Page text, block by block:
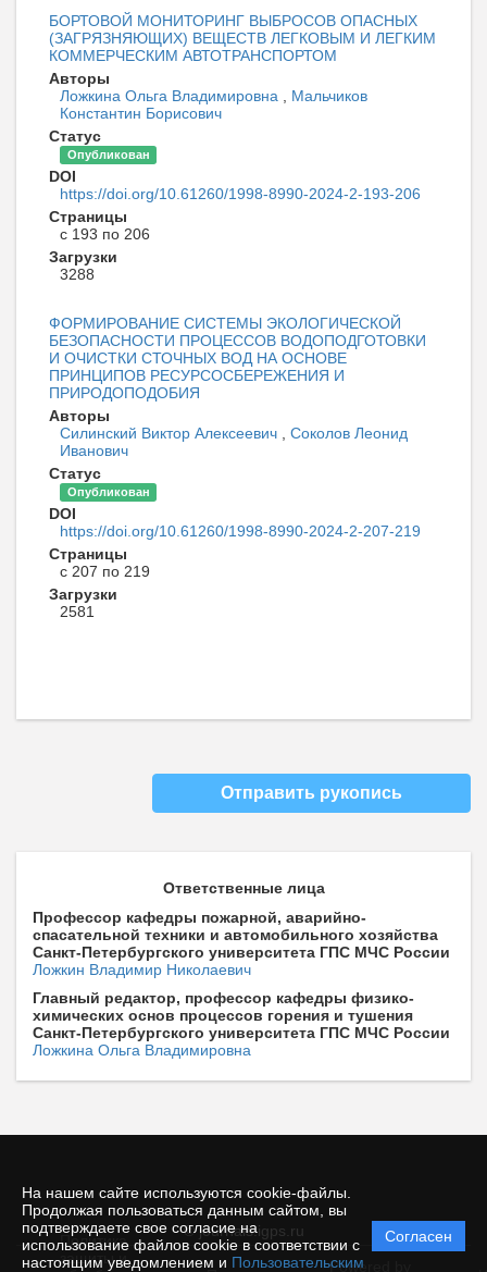
На нашем сайте используются cookie-файлы.
Продолжая пользоваться данным сайтом, вы
подтверждаете свое согласие на
использование файлов cookie в соответствии с
настоящим уведомлением и Пользовательским
Согласен
БОРТОВОЙ МОНИТОРИНГ ВЫБРОСОВ ОПАСНЫХ
(ЗАГРЯЗНЯЮЩИХ) ВЕЩЕСТВ ЛЕГКОВЫМ И ЛЕГКИМ
КОММЕРЧЕСКИМ АВТОТРАНСПОРТОМ
Авторы
Ложкина Ольга Владимировна
Мальчиков
Константин Борисович
Статус
Опубликован
DOI
https://doi.org/10.61260/1998-8990-2024-2-193-206
Страницы
с 193 по 206
Загрузки
3288
ФОРМИРОВАНИЕ СИСТЕМЫ ЭКОЛОГИЧЕСКОЙ
БЕЗОПАСНОСТИ ПРОЦЕССОВ ВОДОПОДГОТОВКИ
И ОЧИСТКИ СТОЧНЫХ ВОД НА ОСНОВЕ
ПРИНЦИПОВ РЕСУРСОСБЕРЕЖЕНИЯ И
ПРИРОДОПОДОБИЯ
Авторы
Силинский Виктор Алексеевич
Соколов Леонид
Иванович
Статус
Опубликован
DOI
https://doi.org/10.61260/1998-8990-2024-2-207-219
Страницы
с 207 по 219
Загрузки
2581
Отправить рукопись
Ответственные лица
Профессор кафедры пожарной, аварийно-
спасательной техники и автомобильного хозяйства
Санкт-Петербургского университета ГПС МЧС России
Ложкин Владимир Николаевич
Главный редактор, профессор кафедры физико-
химических основ процессов горения и тушения
Санкт-Петербургского университета ГПС МЧС России
Ложкина Ольга Владимировна
© journals.igps.ru
Политика
защиты и
Powered by